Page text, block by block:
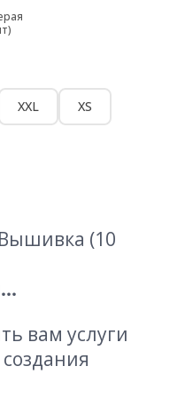
XXL XS
(10
вам услуги